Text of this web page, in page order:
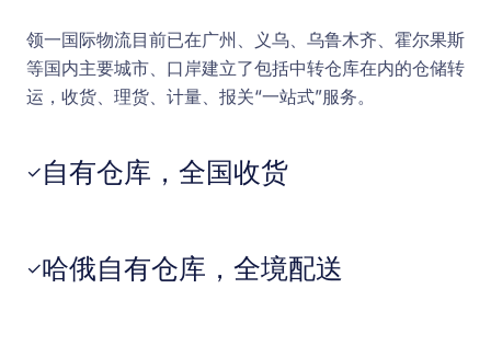
领一国际物流目前已在广州、义乌、乌鲁木齐、霍尔果斯
等国内主要城市、口岸建立了包括中转仓库在内的仓储转
运，收货、理货、计量、报关“一站式”服务。
✓ 自有仓库，全国收货
✓哈俄自有仓库，全境配送